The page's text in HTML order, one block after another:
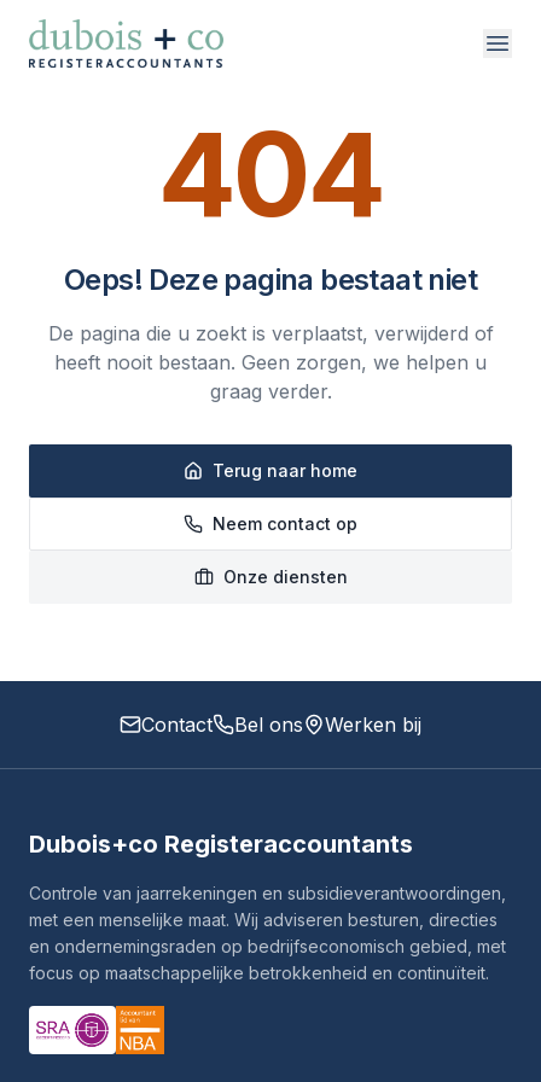
Direct naar inhoud
werken bij
contact
404
Oeps! Deze pagina bestaat niet
De pagina die u zoekt is verplaatst, verwijderd of
heeft nooit bestaan. Geen zorgen, we helpen u
graag verder.
Terug naar home
Neem contact op
Onze diensten
Contact Bel ons Werken bij
Dubois+co Registeraccountants
Controle van jaarrekeningen en subsidieverantwoordingen,
met een menselijke maat. Wij adviseren besturen, directies
en ondernemingsraden op bedrijfseconomisch gebied, met
focus op maatschappelijke betrokkenheid en continuïteit.